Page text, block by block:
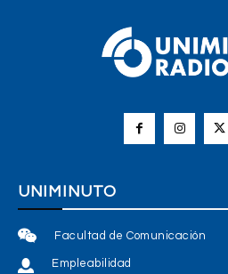
UNIMINUTO
Facultad de Comunicación
Empleabilidad